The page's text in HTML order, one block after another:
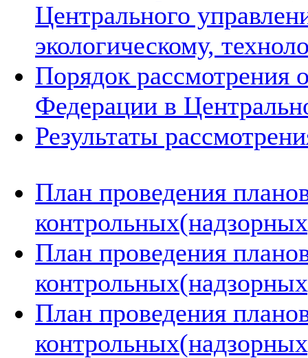
Центрального
экологическому,
Порядок рассмотрения
Федерации в
Результаты
План проведения
План проведения
План проведения